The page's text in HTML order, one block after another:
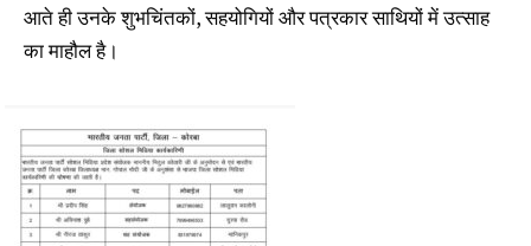
आते ही उनके शुभचिंतकों, सहयोगियों और पत्रकार साथियों में उत्साह
का माहौल है।